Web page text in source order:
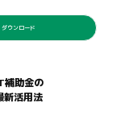
ダウンロード
補助金の
新活用法